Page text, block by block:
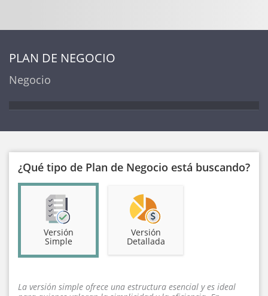
PLAN DE NEGOCIO
Negocio
¿Qué tipo de Plan de Negocio está buscando?
Versión
Simple
Versión
Detallada
La versión simple ofrece una estructura esencial y es ideal